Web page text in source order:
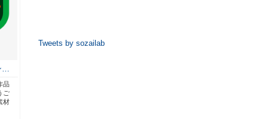
…
品
ご
材
Tweets by sozailab